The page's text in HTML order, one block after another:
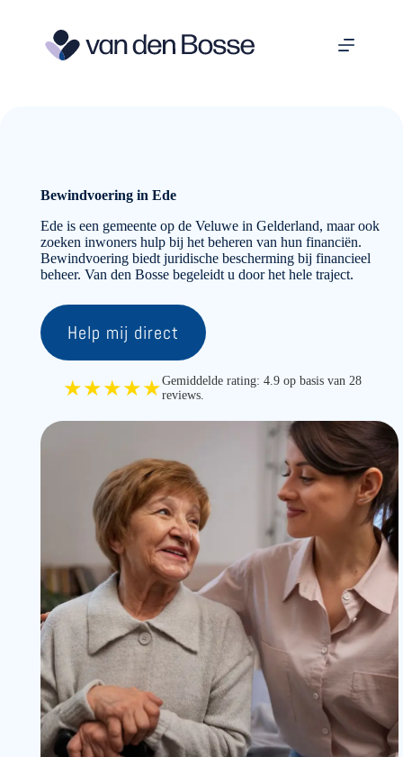
Bewindvoering in Ede
Ede is een gemeente op de Veluwe in Gelderland, maar ook
zoeken inwoners hulp bij het beheren van hun financiën.
Bewindvoering biedt juridische bescherming bij financieel
beheer. Van den Bosse begeleidt u door het hele traject.
Help mij direct
★★★★★Gemiddelde rating: 4.9 op basis van 28
reviews.